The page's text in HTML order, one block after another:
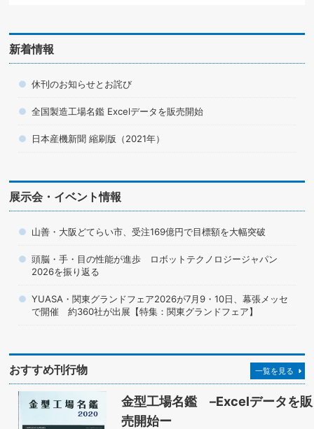
新着情報
休刊のお知らせとお詫び
全国製造工場名鑑 Excelデータを販売開始
日本産機新聞 縮刷版（2021年）
展示会・イベント情報
山善・大阪どてらい市、受注169億円で目標額を大幅突破
頭脳・手・目の性能が進歩 ロボットテクノロジージャパン
2026を振り返る
YUASA・関東グランドフェア2026が7月9・10日、幕張メッセ
で開催 約360社が出展【特集：関東グランドフェア】
おすすめ刊行物 一覧を見る
金型工場名鑑 –Excelデータを販
売開始ー